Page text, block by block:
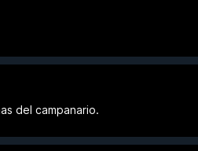
del campanario.